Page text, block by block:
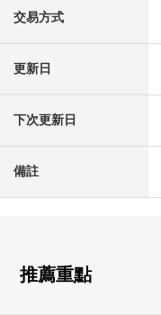
交易方式
更新日
下次更新日
備註
推薦重點